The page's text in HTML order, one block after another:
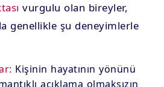
vurgulu olan bireyler,
genellikle şu deneyimlerle
Kişinin hayatının yönünü
açıklama olmaksızın